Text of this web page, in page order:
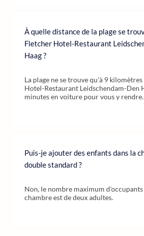
À quelle distance de la plage se
Fletcher Hotel-Restaurant
Haag ?
La plage ne se trouve qu'à 9
Hotel-Restaurant Leidschendam-Den
minutes en voiture pour vous y rendre.
Puis-je ajouter des enfants dans la
double standard ?
Non, le nombre maximum
chambre est de deux adultes.